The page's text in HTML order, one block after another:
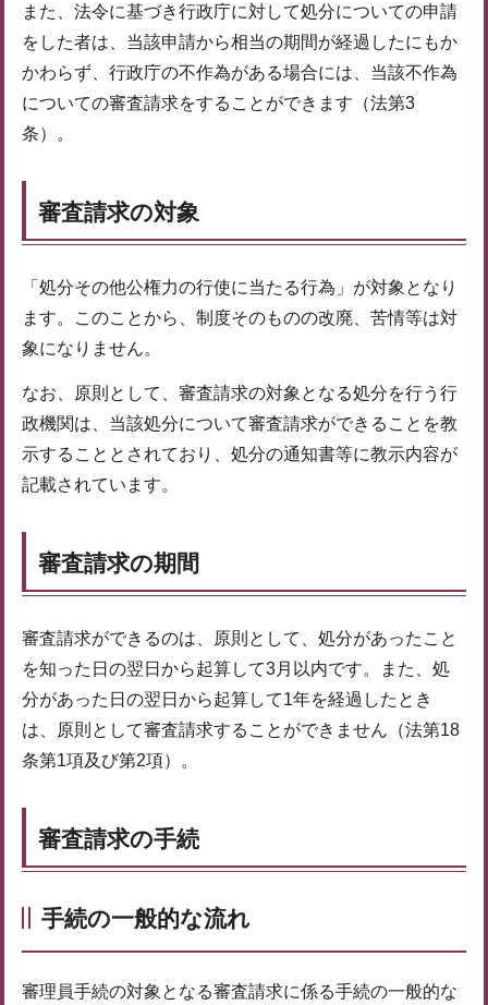
また、法令に基づき行政庁に対して処分についての申請
をした者は、当該申請から相当の期間が経過したにもか
かわらず、行政庁の不作為がある場合には、当該不作為
についての審査請求をすることができます（法第3
条）。
審査請求の対象
「処分その他公権力の行使に当たる行為」が対象となり
ます。このことから、制度そのものの改廃、苦情等は対
象になりません。
なお、原則として、審査請求の対象となる処分を行う行
政機関は、当該処分について審査請求ができることを教
示することとされており、処分の通知書等に教示内容が
記載されています。
審査請求の期間
審査請求ができるのは、原則として、処分があったこと
を知った日の翌日から起算して3月以内です。また、処
分があった日の翌日から起算して1年を経過したとき
は、原則として審査請求することができません（法第18
条第1項及び第2項）。
審査請求の手続
手続の一般的な流れ
審理員手続の対象となる審査請求に係る手続の一般的な